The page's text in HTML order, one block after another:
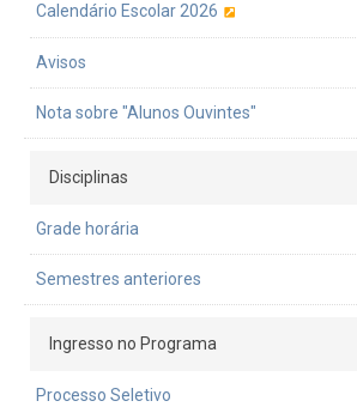
Calendário Escolar 2026
Avisos
Nota sobre "Alunos Ouvintes"
Disciplinas
Grade horária
Semestres anteriores
Ingresso no Programa
Processo Seletivo